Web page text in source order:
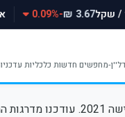
/ שקל3.67 ₪
-0.09%
המס